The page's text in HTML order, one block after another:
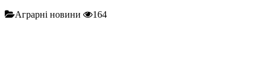
Аграрні новини 164